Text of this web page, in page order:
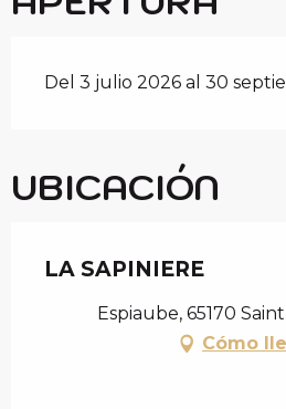
Del 3 julio 2026 al 30
UBICACIÓN
LA SAPINIERE
Espiaube, 65170
Cómo